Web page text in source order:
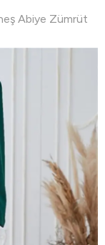
Abiye Zümrüt